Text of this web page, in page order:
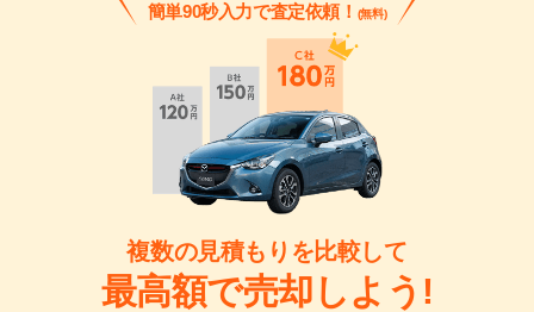
簡単90秒入力で査定依頼！ (無料)
複数の見積もりを比較して
最高額で売却しよう!